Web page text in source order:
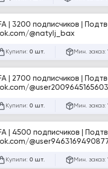
| 3200 подписчиков |
@natylj_bax
Купили: 0 шт. Мин. заказ:
| 2700 подписчиков |
@user2009645165603
Купили: 0 шт. Мин. заказ:
| 4500 подписчиков |
Купили: 0 шт. Мин. заказ: